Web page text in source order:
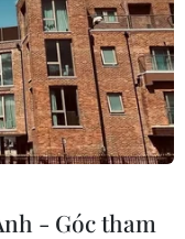
- Góc tham